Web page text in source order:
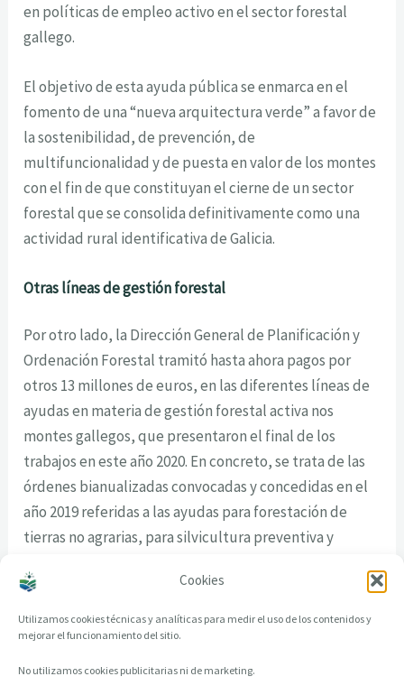
Cookies
Utilizamos cookies técnicas y analíticas para medir el uso de los contenidos y
mejorar el funcionamiento del sitio.
No utilizamos cookies publicitarias ni de marketing.
en políticas de empleo activo en el sector forestal
gallego.
El objetivo de esta ayuda pública se enmarca en el
fomento de una “nueva arquitectura verde” a favor de
la sostenibilidad, de prevención, de
multifuncionalidad y de puesta en valor de los montes
con el fin de que constituyan el cierne de un sector
forestal que se consolida definitivamente como una
actividad rural identificativa de Galicia.
Otras líneas de gestión forestal
Por otro lado, la Dirección General de Planificación y
Ordenación Forestal tramitó hasta ahora pagos por
otros 13 millones de euros, en las diferentes líneas de
ayudas en materia de gestión forestal activa nos
montes gallegos, que presentaron el final de los
trabajos en este año 2020. En concreto, se trata de las
órdenes bianualizadas convocadas y concedidas en el
año 2019 referidas a las ayudas para forestación de
tierras no agrarias, para silvicultura preventiva y
forestal.